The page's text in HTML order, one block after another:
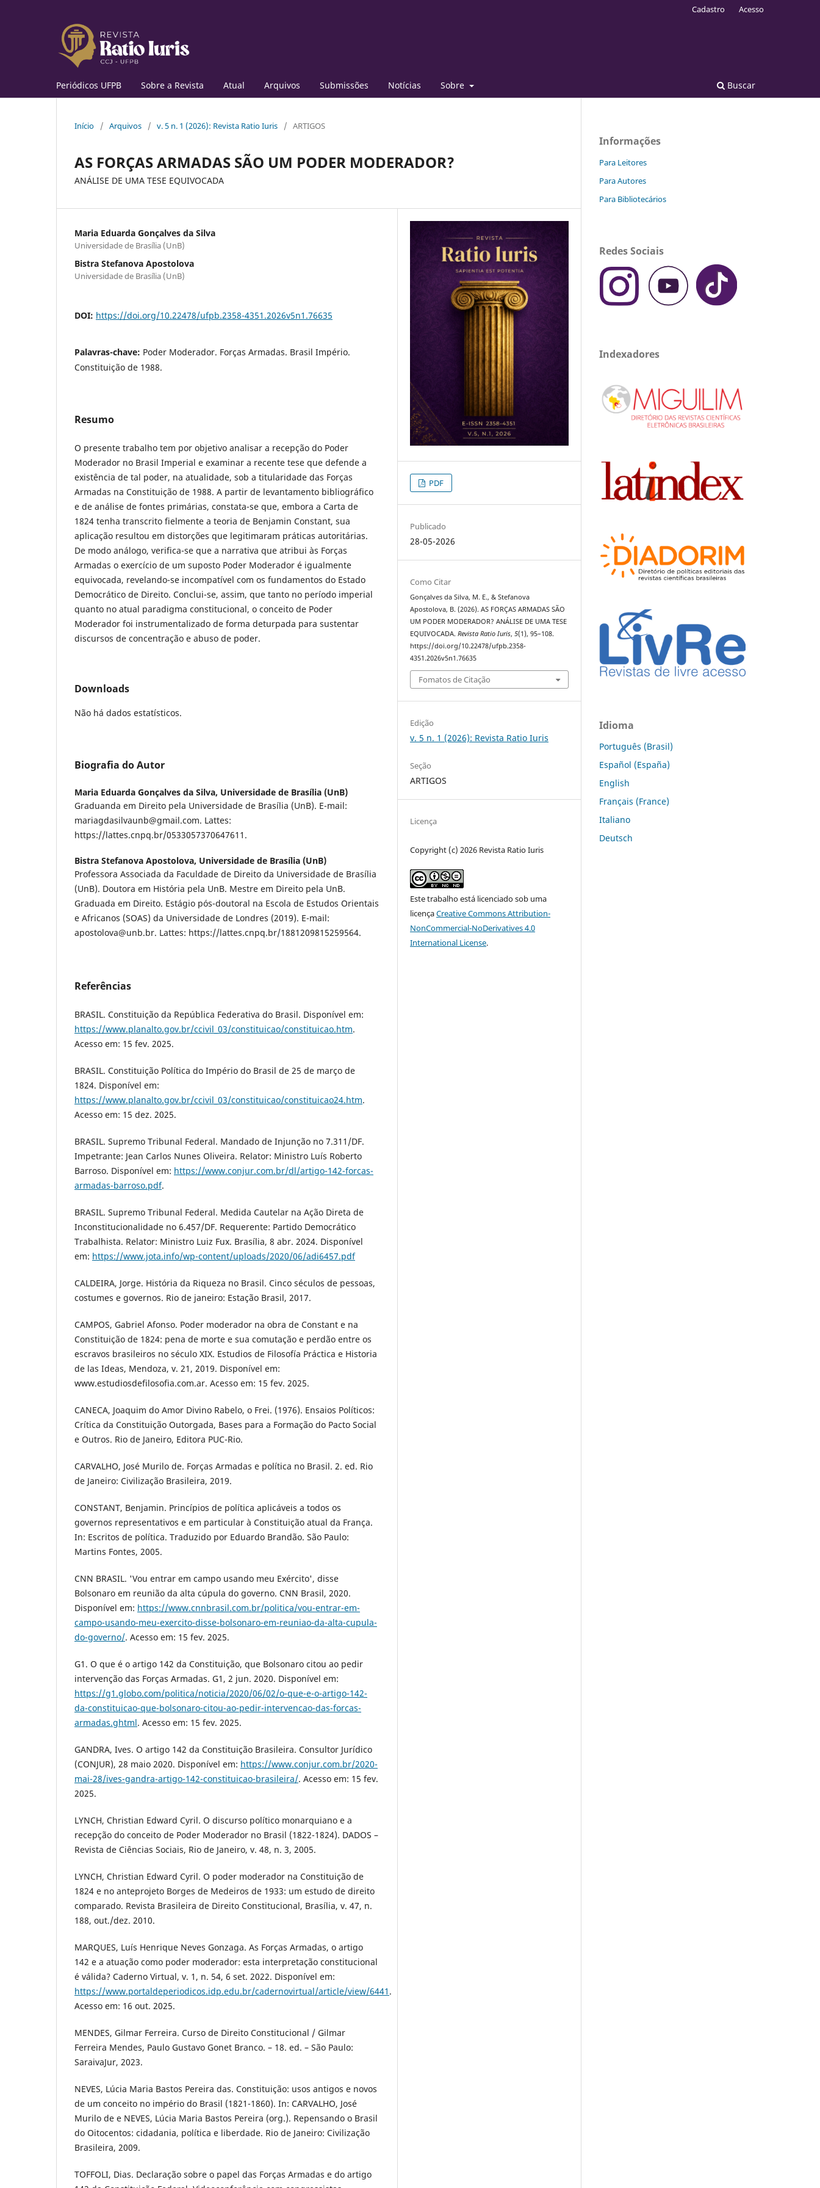
Periódicos UFPB Sobre a Revista Atual Arquivos Submissões Notícias Sobre Buscar
Cadastro Acesso
Início / Arquivos / v. 5 n. 1 (2026): Revista Ratio Iuris / ARTIGOS
AS FORÇAS ARMADAS SÃO UM PODER MODERADOR?
ANÁLISE DE UMA TESE EQUIVOCADA
Maria Eduarda Gonçalves da Silva
Universidade de Brasília (UnB)
Bistra Stefanova Apostolova
Universidade de Brasília (UnB)
DOI: https://doi.org/10.22478/ufpb.2358-4351.2026v5n1.76635
Palavras-chave: Poder Moderador. Forças Armadas. Brasil Império.
Constituição de 1988.
Resumo
O presente trabalho tem por objetivo analisar a recepção do Poder
Moderador no Brasil Imperial e examinar a recente tese que defende a
existência de tal poder, na atualidade, sob a titularidade das Forças
Armadas na Constituição de 1988. A partir de levantamento bibliográfico
e de análise de fontes primárias, constata-se que, embora a Carta de
1824 tenha transcrito fielmente a teoria de Benjamin Constant, sua
aplicação resultou em distorções que legitimaram práticas autoritárias.
De modo análogo, verifica-se que a narrativa que atribui às Forças
Armadas o exercício de um suposto Poder Moderador é igualmente
equivocada, revelando-se incompatível com os fundamentos do Estado
Democrático de Direito. Conclui-se, assim, que tanto no período imperial
quanto no atual paradigma constitucional, o conceito de Poder
Moderador foi instrumentalizado de forma deturpada para sustentar
discursos de concentração e abuso de poder.
Downloads
Não há dados estatísticos.
Biografia do Autor
Maria Eduarda Gonçalves da Silva, Universidade de Brasília (UnB)
Graduanda em Direito pela Universidade de Brasília (UnB). E-mail:
mariagdasilvaunb@gmail.com. Lattes:
https://lattes.cnpq.br/0533057370647611.
Bistra Stefanova Apostolova, Universidade de Brasília (UnB)
Professora Associada da Faculdade de Direito da Universidade de Brasília
(UnB). Doutora em História pela UnB. Mestre em Direito pela UnB.
Graduada em Direito. Estágio pós-doutoral na Escola de Estudos Orientais
e Africanos (SOAS) da Universidade de Londres (2019). E-mail:
apostolova@unb.br. Lattes: https://lattes.cnpq.br/1881209815259564.
Referências
BRASIL. Constituição da República Federativa do Brasil. Disponível em:
https://www.planalto.gov.br/ccivil_03/constituicao/constituicao.htm.
Acesso em: 15 fev. 2025.
BRASIL. Constituição Política do Império do Brasil de 25 de março de
1824. Disponível em:
https://www.planalto.gov.br/ccivil_03/constituicao/constituicao24.htm.
Acesso em: 15 dez. 2025.
BRASIL. Supremo Tribunal Federal. Mandado de Injunção no 7.311/DF.
Impetrante: Jean Carlos Nunes Oliveira. Relator: Ministro Luís Roberto
Barroso. Disponível em: https://www.conjur.com.br/dl/artigo-142-forcas-
armadas-barroso.pdf.
BRASIL. Supremo Tribunal Federal. Medida Cautelar na Ação Direta de
Inconstitucionalidade no 6.457/DF. Requerente: Partido Democrático
Trabalhista. Relator: Ministro Luiz Fux. Brasília, 8 abr. 2024. Disponível
em: https://www.jota.info/wp-content/uploads/2020/06/adi6457.pdf
CALDEIRA, Jorge. História da Riqueza no Brasil. Cinco séculos de pessoas,
costumes e governos. Rio de janeiro: Estação Brasil, 2017.
CAMPOS, Gabriel Afonso. Poder moderador na obra de Constant e na
Constituição de 1824: pena de morte e sua comutação e perdão entre os
escravos brasileiros no século XIX. Estudios de Filosofía Práctica e Historia
de las Ideas, Mendoza, v. 21, 2019. Disponível em:
www.estudiosdefilosofia.com.ar. Acesso em: 15 fev. 2025.
CANECA, Joaquim do Amor Divino Rabelo, o Frei. (1976). Ensaios Políticos:
Crítica da Constituição Outorgada, Bases para a Formação do Pacto Social
e Outros. Rio de Janeiro, Editora PUC-Rio.
CARVALHO, José Murilo de. Forças Armadas e política no Brasil. 2. ed. Rio
de Janeiro: Civilização Brasileira, 2019.
CONSTANT, Benjamin. Princípios de política aplicáveis a todos os
governos representativos e em particular à Constituição atual da França.
In: Escritos de política. Traduzido por Eduardo Brandão. São Paulo:
Martins Fontes, 2005.
CNN BRASIL. 'Vou entrar em campo usando meu Exército', disse
Bolsonaro em reunião da alta cúpula do governo. CNN Brasil, 2020.
Disponível em: https://www.cnnbrasil.com.br/politica/vou-entrar-em-
campo-usando-meu-exercito-disse-bolsonaro-em-reuniao-da-alta-cupula-
do-governo/. Acesso em: 15 fev. 2025.
G1. O que é o artigo 142 da Constituição, que Bolsonaro citou ao pedir
intervenção das Forças Armadas. G1, 2 jun. 2020. Disponível em:
https://g1.globo.com/politica/noticia/2020/06/02/o-que-e-o-artigo-142-
da-constituicao-que-bolsonaro-citou-ao-pedir-intervencao-das-forcas-
armadas.ghtml. Acesso em: 15 fev. 2025.
GANDRA, Ives. O artigo 142 da Constituição Brasileira. Consultor Jurídico
(CONJUR), 28 maio 2020. Disponível em: https://www.conjur.com.br/2020-
mai-28/ives-gandra-artigo-142-constituicao-brasileira/. Acesso em: 15 fev.
2025.
LYNCH, Christian Edward Cyril. O discurso político monarquiano e a
recepção do conceito de Poder Moderador no Brasil (1822-1824). DADOS –
Revista de Ciências Sociais, Rio de Janeiro, v. 48, n. 3, 2005.
LYNCH, Christian Edward Cyril. O poder moderador na Constituição de
1824 e no anteprojeto Borges de Medeiros de 1933: um estudo de direito
comparado. Revista Brasileira de Direito Constitucional, Brasília, v. 47, n.
188, out./dez. 2010.
MARQUES, Luís Henrique Neves Gonzaga. As Forças Armadas, o artigo
142 e a atuação como poder moderador: esta interpretação constitucional
é válida? Caderno Virtual, v. 1, n. 54, 6 set. 2022. Disponível em:
https://www.portaldeperiodicos.idp.edu.br/cadernovirtual/article/view/6441 .
Acesso em: 16 out. 2025.
MENDES, Gilmar Ferreira. Curso de Direito Constitucional / Gilmar
Ferreira Mendes, Paulo Gustavo Gonet Branco. – 18. ed. – São Paulo:
SaraivaJur, 2023.
NEVES, Lúcia Maria Bastos Pereira das. Constituição: usos antigos e novos
de um conceito no império do Brasil (1821-1860). In: CARVALHO, José
Murilo de e NEVES, Lúcia Maria Bastos Pereira (org.). Repensando o Brasil
do Oitocentos: cidadania, política e liberdade. Rio de Janeiro: Civilização
Brasileira, 2009.
TOFFOLI, Dias. Declaração sobre o papel das Forças Armadas e do artigo
PDF
Publicado
28-05-2026
Como Citar
Gonçalves da Silva, M. E., & Stefanova
Apostolova, B. (2026). AS FORÇAS ARMADAS SÃO
UM PODER MODERADOR? ANÁLISE DE UMA TESE
EQUIVOCADA.Revista Ratio Iuris,5(1), 95–108.
https://doi.org/10.22478/ufpb.2358-
4351.2026v5n1.76635
Fomatos de Citação
Edição
v. 5 n. 1 (2026): Revista Ratio Iuris
Seção
ARTIGOS
Licença
Copyright (c) 2026 Revista Ratio Iuris
Este trabalho está licenciado sob uma
licençaCreative Commons Attribution-
NonCommercial-NoDerivatives 4.0
International License.
Informações
Para Leitores
Para Autores
Para Bibliotecários
Redes Sociais
Indexadores
Idioma
Português (Brasil)
Español (España)
English
Français (France)
Italiano
Deutsch